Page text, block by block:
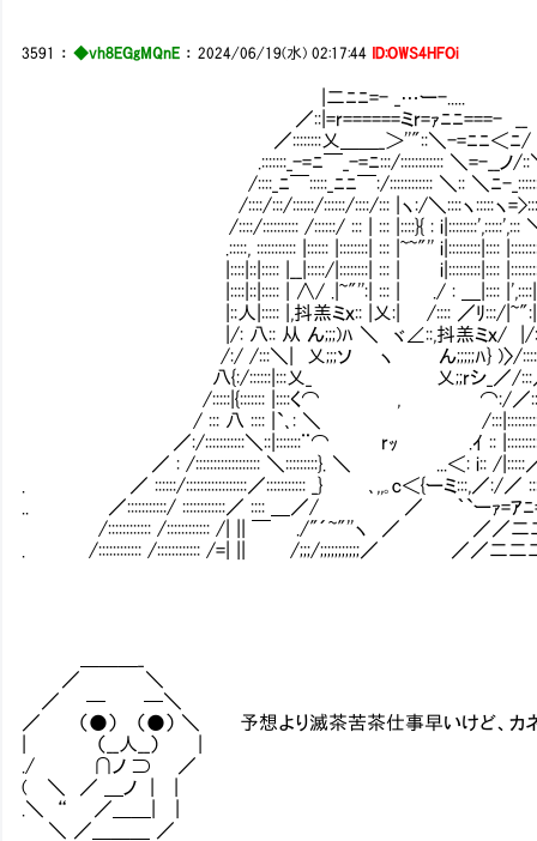
3591 ：◆vh8EGgMQnE ：2024/06/19(水) 02:17:44 ID:OWS4HFOi
|二ﾆﾆ=- _…ー-.....
／::|=r======ミr=ｧﾆﾆ===- __
／::::::::乂＿＿_＞''"::＼-=ﾆﾆ＜ﾆ/
.:::::::_-=ﾆ￣_-=ﾆ:::/:::::::::::: ＼=-__ノ/::
/::::_ﾆ￣:::::_ﾆﾆ￣:/:::::::::::: ＼:: ＼ﾆ-
/::::/:::/::::::/::::::/::::/::: |ヽ:/＼::::ヽ:::::ヽ=>:::
/::::/:::::::::: /::::::/ ::: | ::: |::::}{ : i|::::::::',:::::',::: ＼
.:::::, ::::::::::: |:::::: |::::::::| ::: |~~"'' i|:::::::::|::::
|::::|::|::::: |__|:::::/|::::::::| ::: | i|:::::::::|::::
|::::|::|::::: | ∧/ .|~"'':| ::: | ./ : ＿|::::
|::人|::::: |,抖羔ミｘ:: |乂:| /:::: ／ﾘ:::/
|/: 八:: 从 ん;;;)ﾊ ＼ ヾ∠::,抖羔ミｘ/ |/
/:/ /:::＼| 乂;;;ソ ヽ ん;;;;;ﾊ} )〉/::::::::/::|ノ
八{:/::::::|:::乂_ 乂;;rシ_／/:::
/:::::|{::::::: |::::く⌒ , ⌒:/／:::: 乂 帰
/ ::: 八 :::: |`､: ＼ /:::|::::::::::|
／:/:::::::::::＼::|:::::::¨⌒ rｯ .ｲ :: |::::::::::|ﾘ:`､
／ : /:::::::::::::::::: ＼:::::::::}. ＼ ...＜: i:: /|:::::／::::::::`
. ／ ::::::/:::::::::::::::::／::::::::::: _} ､,,｡c＜{ーミ:::,／:/／
.. ／:::::::::::/ ::::::::::::／ :::: ＿／/ ／ ｀`ーｧ=ｱﾆ=-ミ
/:::::::::::: /:::::::::::: /| || ￣ ./"´~"''ヽ ／ ／／二二二=_
. /:::::::::::: /:::::::::::: /=| || /;;;/;;;;;;;;;;;／ ／／二二二二ﾆ
／ ＼
／ ─ ─＼
／ （●） （●） ＼ 予想より滅茶苦茶仕事早いけど、カネ
| （__人__） |
./ ∩ノ ⊃ ／
( ＼ ／ ＿ノ | |
.＼ “ ／＿＿| |
＼ ／＿＿＿ ／